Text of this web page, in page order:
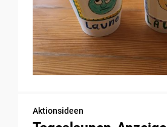
Aktionsideen